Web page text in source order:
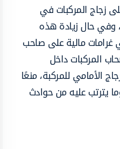
زجاج المركبات في
، وفي حال زيادة هذه
غرامات مالية على صاحب
المركبات داخل
الأمامي للمركبة، منعًا
يترتب عليه من حوادث